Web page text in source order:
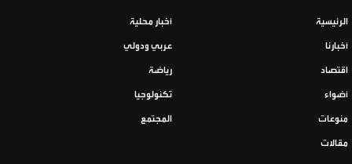
الرئيسية أخبار محلية
أخبارنا عربي ودولي
اقتصاد رياضة
أضواء تكنولوجيا
منوعات المجتمع
مقالات